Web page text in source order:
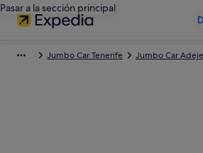
Pasar a la sección principal
Jumbo Car Tenerife Jumbo Car Adeje